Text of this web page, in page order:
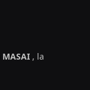
MASAI , la